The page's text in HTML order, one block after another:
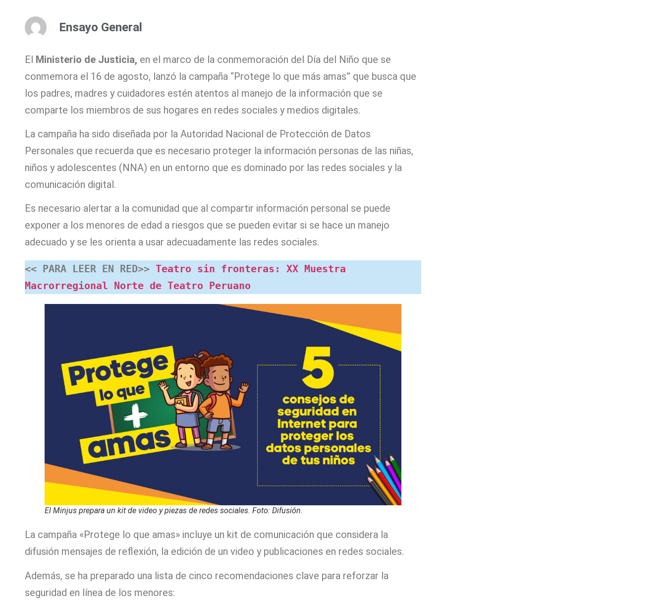
Ensayo General
El Ministerio de Justicia, en el marco de la conmemoración del Día del Niño que se
conmemora el 16 de agosto, lanzó la campaña “Protege lo que más amas” que busca que
los padres, madres y cuidadores estén atentos al manejo de la información que se
comparte los miembros de sus hogares en redes sociales y medios digitales.
La campaña ha sido diseñada por la Autoridad Nacional de Protección de Datos
Personales que recuerda que es necesario proteger la información personas de las niñas,
niños y adolescentes (NNA) en un entorno que es dominado por las redes sociales y la
comunicación digital.
Es necesario alertar a la comunidad que al compartir información personal se puede
exponer a los menores de edad a riesgos que se pueden evitar si se hace un manejo
adecuado y se les orienta a usar adecuadamente las redes sociales.
<< PARA LEER EN RED>> Teatro sin fronteras: XX Muestra
Macrorregional Norte de Teatro Peruano
El Minjus prepara un kit de video y piezas de redes sociales. Foto: Difusión.
La campaña «Protege lo que amas» incluye un kit de comunicación que considera la
difusión mensajes de reflexión, la edición de un video y publicaciones en redes sociales.
Además, se ha preparado una lista de cinco recomendaciones clave para reforzar la
seguridad en línea de los menores: